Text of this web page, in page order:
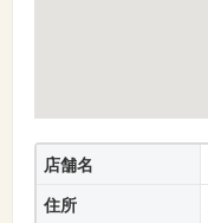
店舗名
住所